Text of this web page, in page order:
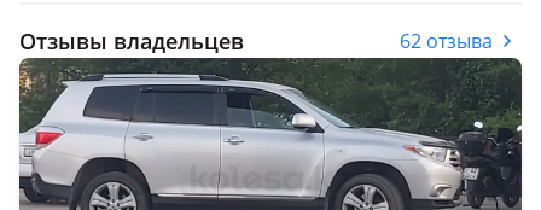
Отзывы владельцев 62 отзыва